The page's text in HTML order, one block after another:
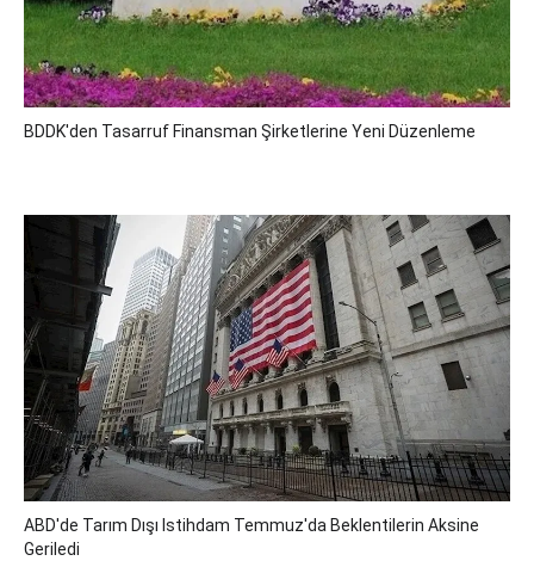
BDDK'den Tasarruf Finansman Şirketlerine Yeni Düzenleme
ABD'de Tarım Dışı Istihdam Temmuz'da Beklentilerin Aksine
Geriledi